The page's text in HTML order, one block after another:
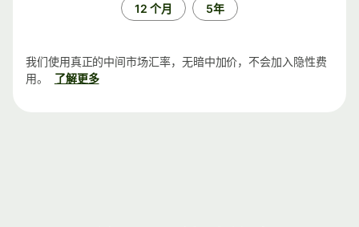
12 个月 5年
我们使用真正的中间市场汇率，无暗中加价，不会加入隐性费
用。
了解更多